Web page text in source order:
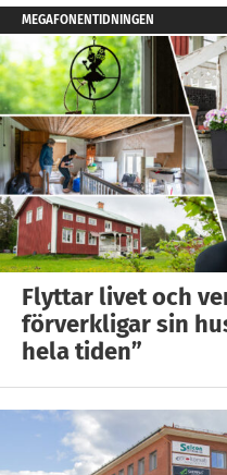
MEGAFONENTIDNINGEN
Flyttar livet och
förverkligar sin
hela tiden”